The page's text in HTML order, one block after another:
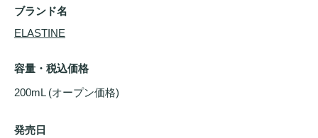
ブランド名
ELASTINE
容量・税込価格
200mL (オープン価格)
発売日